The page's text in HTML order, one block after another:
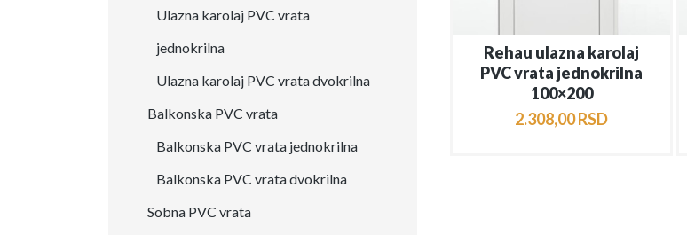
Rehau ulazna karolaj
PVC vrata jednokrilna
100×200
2.308,00RSD
Ulazna karolaj PVC vrata
jednokrilna
Ulazna karolaj PVC vrata dvokrilna
Balkonska PVC vrata
Balkonska PVC vrata jednokrilna
Balkonska PVC vrata dvokrilna
Sobna PVC vrata